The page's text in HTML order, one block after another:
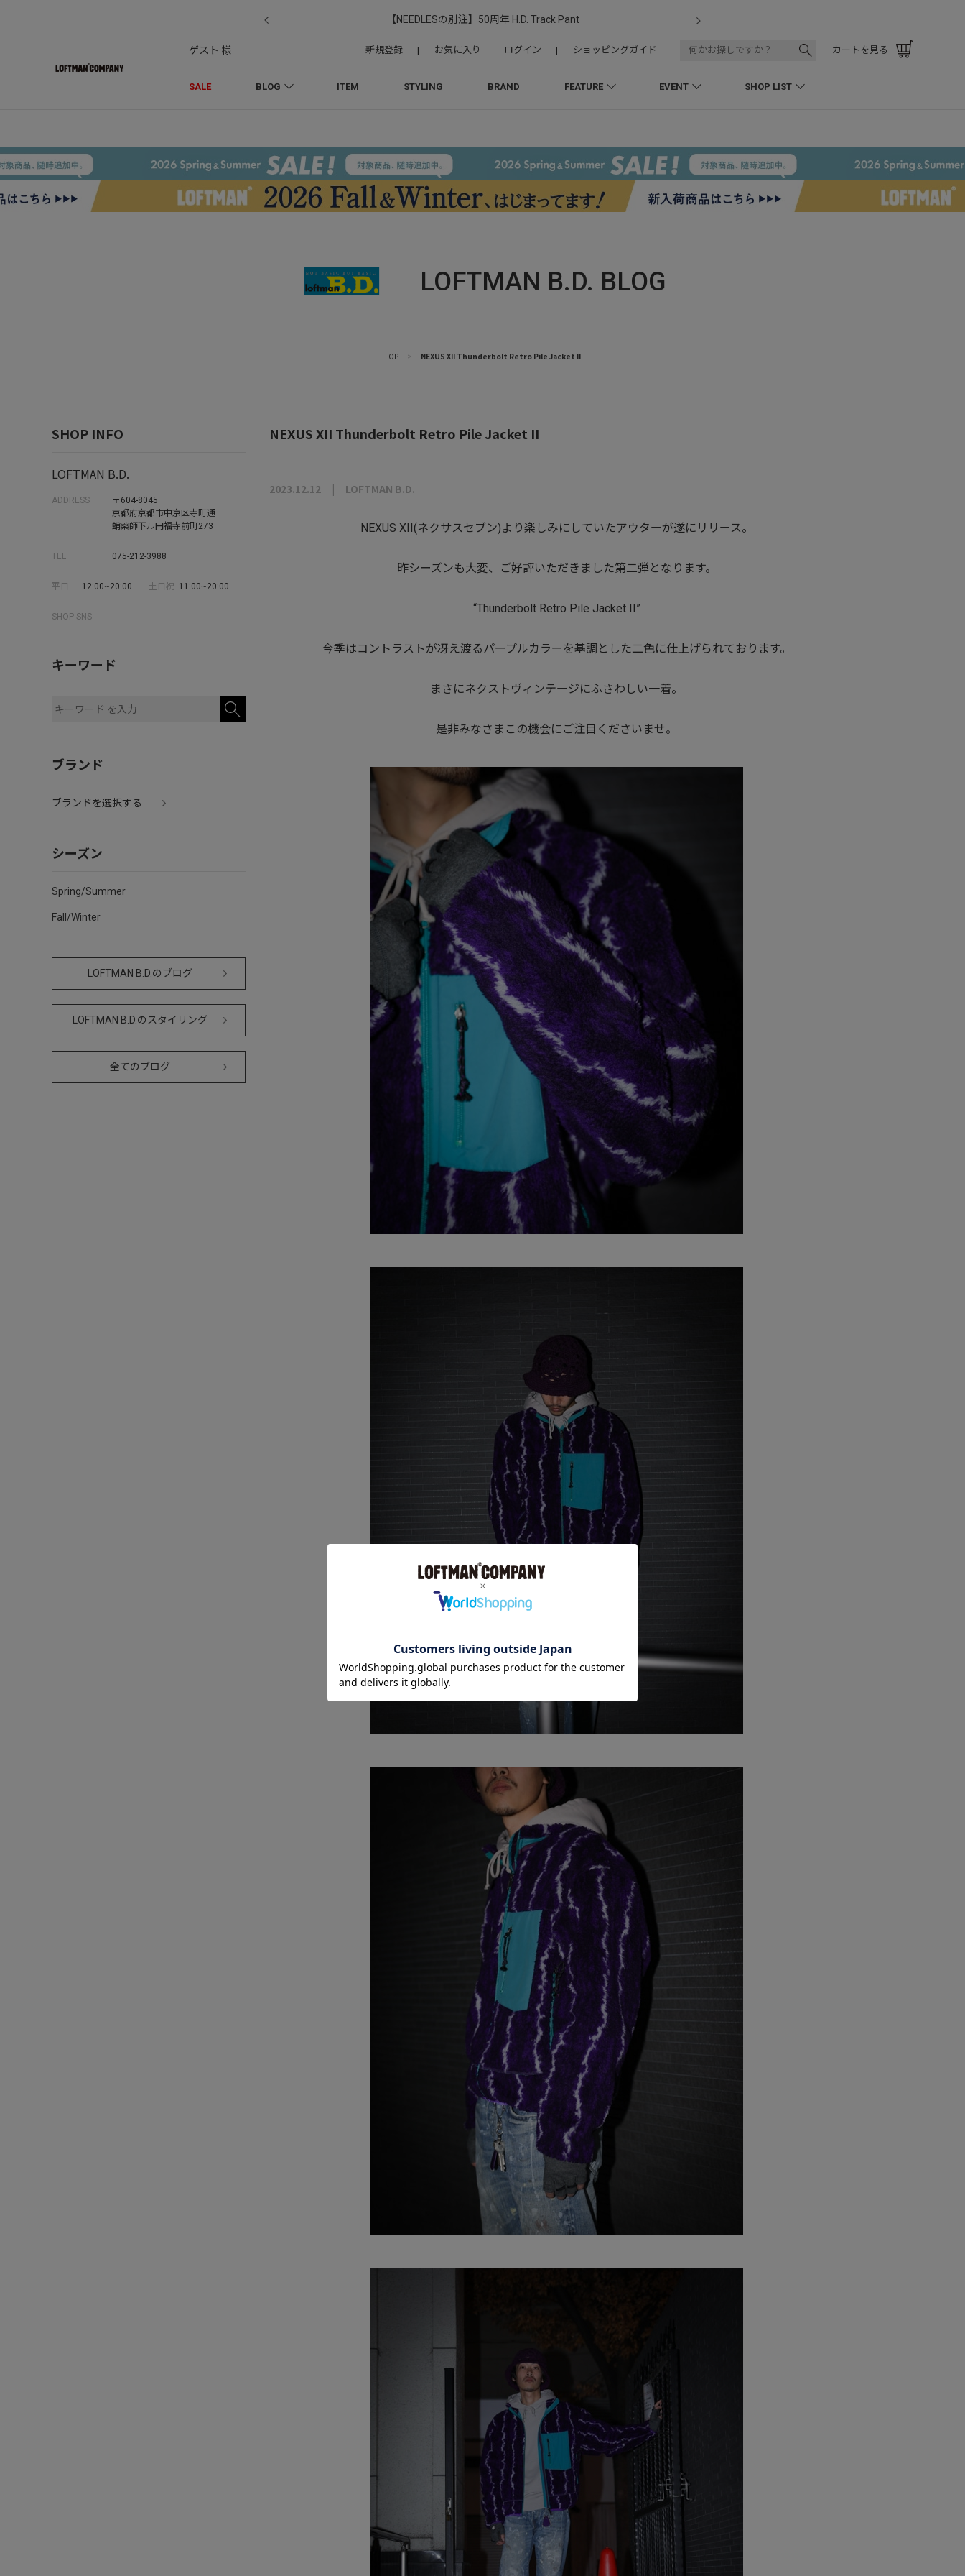
【NEEDLESの別注】50周年 H.D. Track Pant
SALE BLOG ITEM STYLING BRAND FEATURE EVENT SHOP LIST
ゲスト 様 新規登録 | お気に入り ログイン | ショッピングガイド カートを見る
LOFTMAN B.D. BLOG
TOP > NEXUS XII Thunderbolt Retro Pile Jacket II
SHOP INFO
LOFTMAN B.D.
ADDRESS
〒604-8045
京都府京都市中京区寺町通
蛸薬師下ル円福寺前町273
TEL 075-212-3988
平日 12:00~20:00 土日祝 11:00~20:00
SHOP SNS
キーワード
ブランド
ブランドを選択する
シーズン
Spring/Summer
Fall/Winter
LOFTMAN B.D.のブログ
LOFTMAN B.D.のスタイリング
全てのブログ
NEXUS XII Thunderbolt Retro Pile Jacket II
2023.12.12 LOFTMAN B.D.
NEXUS XII(ネクサスセブン)より楽しみにしていたアウターが遂にリリース。
昨シーズンも大変、ご好評いただきました第二弾となります。
“Thunderbolt Retro Pile Jacket II”
今季はコントラストが冴え渡るパープルカラーを基調とした二色に仕上げられております。
まさにネクストヴィンテージにふさわしい一着。
是非みなさまこの機会にご注目くださいませ。